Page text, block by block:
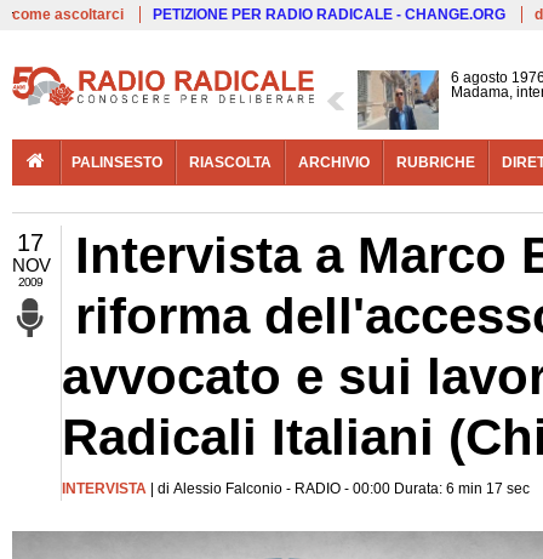
come ascoltarci PETIZIONE PER RADIO RADICALE - CHANGE.ORG
6 agosto
Madama,
PALINSESTO RIASCOLTA ARCHIVIO RUBRICHE
17
NOV
2009
Intervista a Marco
riforma
avvocato e sui
Radicali Italiani
INTERVISTA | di Alessio Falconio - RADIO - 00:00 Durata: 6 min 17 sec